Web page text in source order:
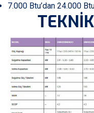
7.000 Btu’dan 24.000